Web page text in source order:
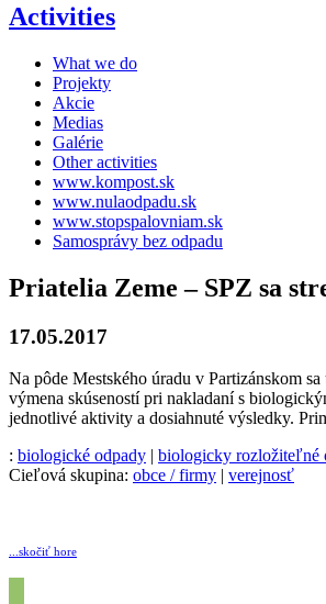
Activities
What we do
Projekty
Akcie
Medias
Galérie
Other activities
www.kompost.sk
www.nulaodpadu.sk
www.stopspalovniam.sk
Samosprávy bez odpadu
Priatelia Zeme – SPZ sa
17.05.2017
Na pôde Mestského úradu v Partizánskom
výmena skúseností pri nakladaní s
jednotlivé aktivity a dosiahnuté výsledky.
: biologické odpady | biologicky rozložiteľné
Cieľová skupina: obce / firmy | verejnosť
...skočiť hore